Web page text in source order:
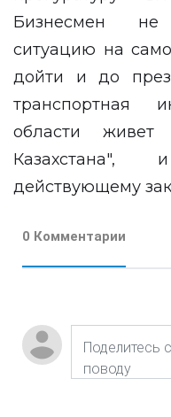
Бизнесмен не
ситуацию на
дойти и до
транспортная
области живет
действующему
0 Комментарии